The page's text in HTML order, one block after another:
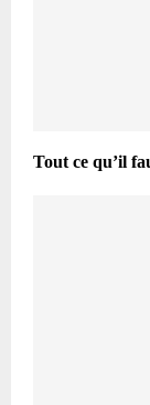
Tout ce qu’il